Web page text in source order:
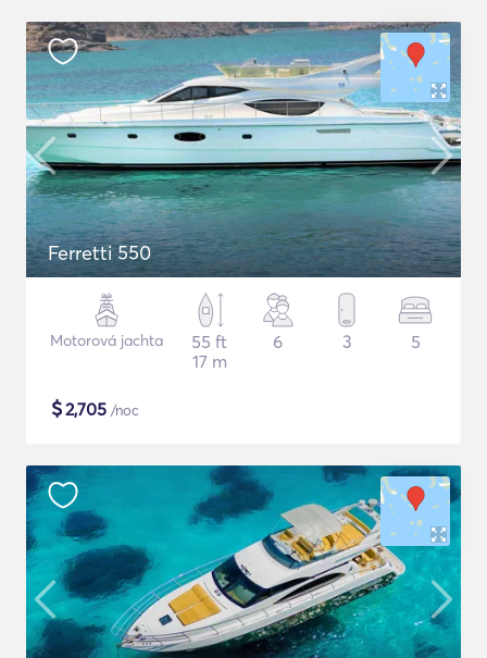
Ferretti 550
Motorová jachta
55 ft
17 m
6 3 5
$2,705 /noc